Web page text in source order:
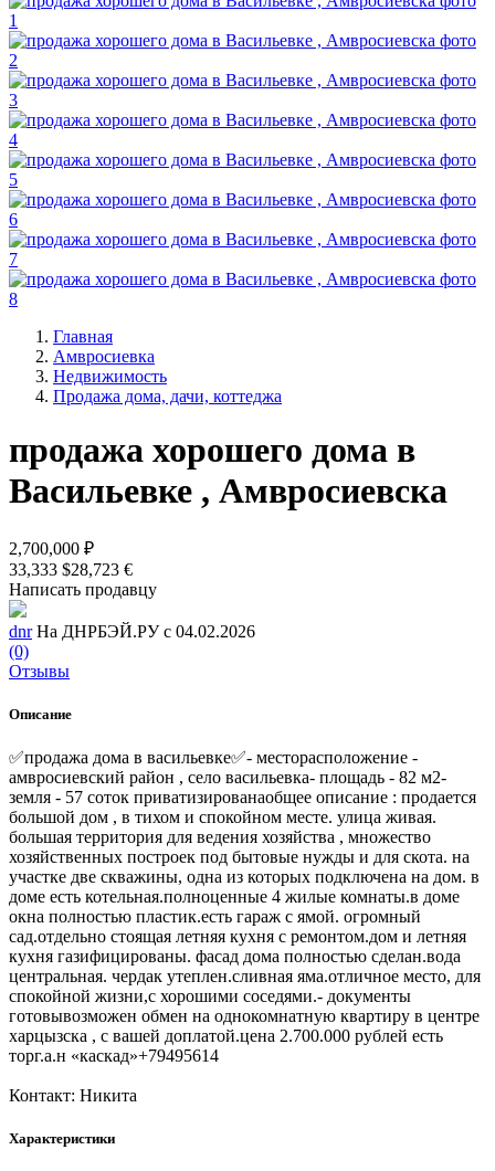
Главная
Амвросиевка
Недвижимость
Продажа дома, дачи, коттеджа
продажа хорошего дома в
Васильевке , Амвросиевска
2,700,000 ₽
33,333 $28,723 €
Написать продавцу
dnr На ДНРБЭЙ.РУ с 04.02.2026
(0)
Отзывы
Описание
✅продажа дома в васильевке✅- месторасположение -
амвросиевский район , село васильевка- площадь - 82 м2-
земля - 57 соток приватизированаобщее описание : продается
большой дом , в тихом и спокойном месте. улица живая.
большая территория для ведения хозяйства , множество
хозяйственных построек под бытовые нужды и для скота. на
участке две скважины, одна из которых подключена на дом. в
доме есть котельная.полноценные 4 жилые комнаты.в доме
окна полностью пластик.есть гараж с ямой. огромный
сад.отдельно стоящая летняя кухня с ремонтом.дом и летняя
кухня газифицированы. фасад дома полностью сделан.вода
центральная. чердак утеплен.сливная яма.отличное место, для
спокойной жизни,с хорошими соседями.- документы
готовывозможен обмен на однокомнатную квартиру в центре
харцызска , с вашей доплатой.цена 2.700.000 рублей есть
торг.а.н «каскад»+79495614
Контакт: Никита
Характеристики